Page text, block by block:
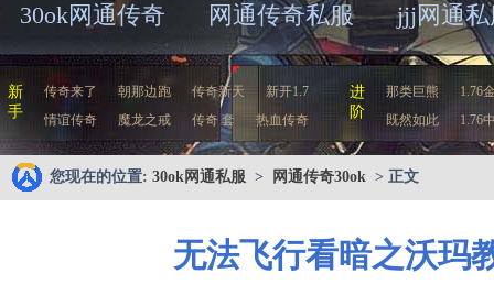
30ok网通传奇 网通传奇私服 jjj网通私
新
手
传奇来了 朝那边跑 传奇新天
新开1.7
情谊传奇
魔龙之戒 传奇 套 热血传奇
进
阶
那类巨熊
1.76
既然如此
1.76
您现在的位置: 30ok网通私服 > 网通传奇30ok > 正文
无法飞行看暗之沃玛